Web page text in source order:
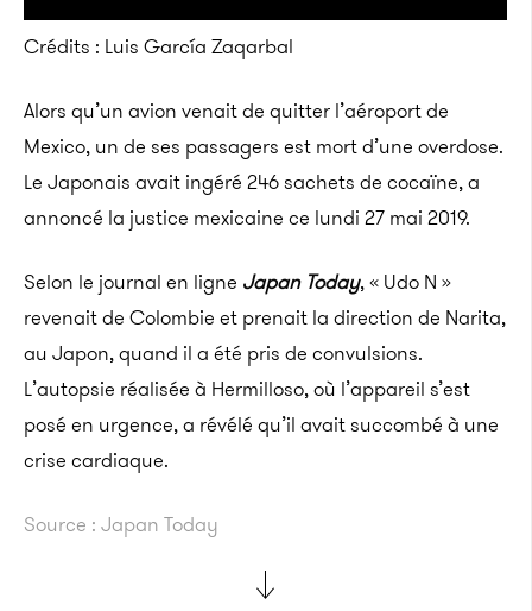
Crédits : Luis García Zaqarbal
Alors qu’un avion venait de quitter l’aéroport de
Mexico, un de ses passagers est mort d’une overdose.
Le Japonais avait ingéré 246 sachets de cocaïne, a
annoncé la justice mexicaine ce lundi 27 mai 2019.
Selon le journal en ligne Japan Today, « Udo N »
revenait de Colombie et prenait la direction de Narita,
au Japon, quand il a été pris de convulsions.
L’autopsie réalisée à Hermilloso, où l’appareil s’est
posé en urgence, a révélé qu’il avait succombé à une
crise cardiaque.
Source : Japan Today